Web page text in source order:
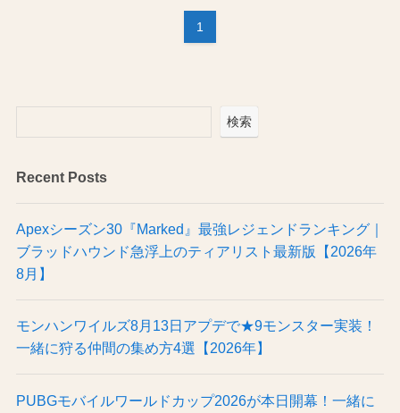
1
検索
Recent Posts
Apexシーズン30『Marked』最強レジェンドランキング｜
ブラッドハウンド急浮上のティアリスト最新版【2026年
8月】
モンハンワイルズ8月13日アプデで★9モンスター実装！
一緒に狩る仲間の集め方4選【2026年】
PUBGモバイルワールドカップ2026が本日開幕！一緒に